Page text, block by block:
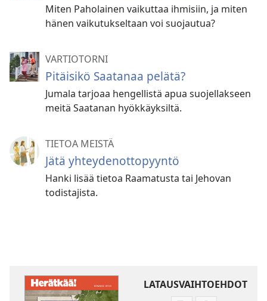
Miten Paholainen vaikuttaa ihmisiin, ja miten
hänen vaikutukseltaan voi suojautua?
VARTIOTORNI
Pitäisikö Saatanaa pelätä?
Jumala tarjoaa hengellistä apua suojellakseen
meitä Saatanan hyökkäyksiltä.
TIETOA MEISTÄ
Jätä yhteydenottopyyntö
Hanki lisää tietoa Raamatusta tai Jehovan
todistajista.
LATAUSVAIHTOEHDOT